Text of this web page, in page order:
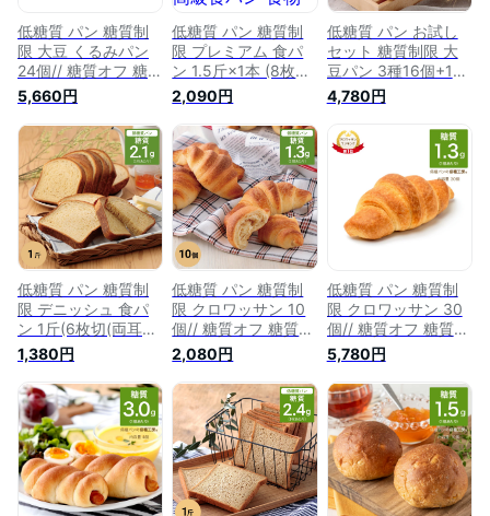
低糖質 パン 糖質制
限 大豆 くるみパン
24個// 糖質オフ 糖質
オフ 発酵 バター タ
ンパク質 たんぱく質
プロテイン 朝食 大
豆粉 クルミ 胡桃 イ
ソフラボン オーツ
置き換え ダイエット
食品 食物繊維 ロカ
ボ 冷凍パン 個包装
5,660円
低糖質 パン 糖質制
限 プレミアム 食パ
ン 1.5斤×1本 (8枚切
+両耳)// 糖質オフ 厚
切り 高級食パン 食
物ファイバー こんに
ゃく 置き換え ダイ
エット 食品 食物繊
維 ロカボ タンパク
質 たんぱく質 低GI
ケト 冷凍パン
2,090円
低糖質 パン お試し
セット 糖質制限 大
豆パン 3種16個+1斤
(ロールパン10個・食
パン1斤・くるみパン
6個)// 糖質オフ 発酵
バター 大豆 イソフ
ラボン 置き換え ダ
イエット 食品 食物
繊維 ロカボ 冷凍パ
ン たんぱく質 プロ
テイン まとめ買い
4,780円
低糖質 パン 糖質制
限 デニッシュ 食パ
ン 1斤(6枚切(両耳
込))// 糖質オフ トー
スト 食物ファイバー
オーツ 置き換え ダ
イエット 食品 食物
繊維 朝食 冷凍パン
たんぱく質 タンパク
質 食事制限 食物繊
維 ローカーボ ロカ
ボ
1,380円
低糖質 パン 糖質制
限 クロワッサン 10
個// 糖質オフ 糖質カ
ット デニッシュ 食
物ファイバー オーツ
置き換え ダイエット
食品 食物繊維 朝食
パン 冷凍パン たん
ぱく質 タンパク質
食事制限 食物繊維
ローカーボ ロカボ
低GI
2,080円
低糖質 パン 糖質制
限 クロワッサン 30
個// 糖質オフ 糖質カ
ット デニッシュ 食
物ファイバー オーツ
置き換え ダイエット
食品 食物繊維 朝食
パン 冷凍パン たん
ぱく質 タンパク質
食事制限 食物繊維
ローカーボ ロカボ
低GI
5,780円